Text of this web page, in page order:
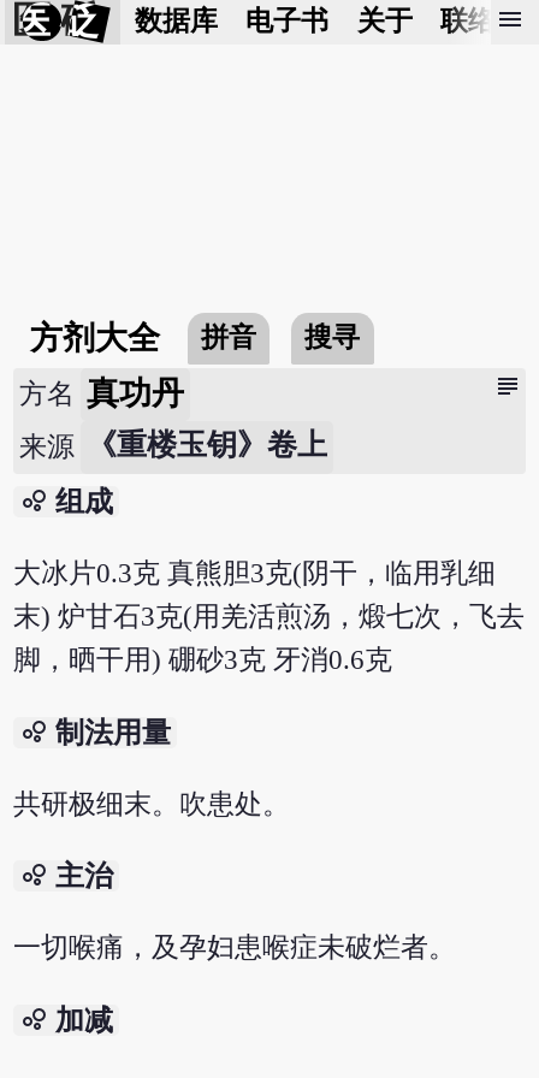
医 砭 数据库 电子书 关于 联络我
menu
方剂大全 拼音 搜寻
subject
方名 真功丹
来源 《重楼玉钥》卷上
bubble_chart 组成
大冰片0.3克 真熊胆3克(阴干，临用乳细
末) 炉甘石3克(用羌活煎汤，煅七次，飞去
脚，晒干用) 硼砂3克 牙消0.6克
bubble_chart 制法用量
共研极细末。吹患处。
bubble_chart 主治
一切喉痛，及孕妇患喉症未破烂者。
bubble_chart 加减